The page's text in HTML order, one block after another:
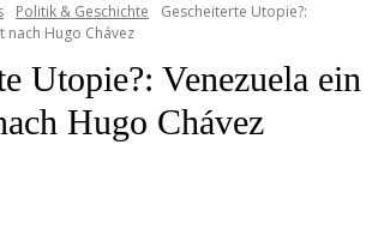
Politik & Geschichte
Gescheiterte Utopie?:
nach Hugo Chávez
Utopie?: Venezuela ein
Hugo Chávez